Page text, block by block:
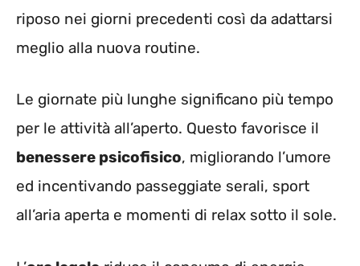
riposo nei giorni precedenti così da adattarsi
meglio alla nuova routine.
Le giornate più lunghe significano più tempo
per le attività all’aperto. Questo favorisce il
benessere psicofisico, migliorando l’umore
ed incentivando passeggiate serali, sport
all’aria aperta e momenti di relax sotto il sole.